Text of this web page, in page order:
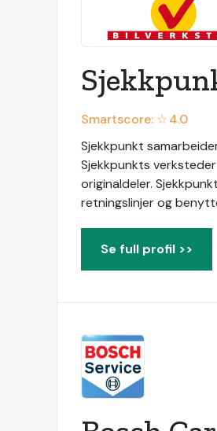
Smartscore: ☆4.0
Sjekkpunkt
Sjekkpunkts
originaldeler.
retningslinjer og
Se full profil >>